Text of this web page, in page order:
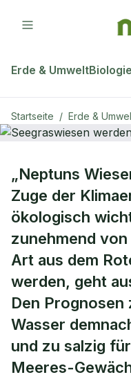
Erde & UmweltBiologie
Startseite / Erde &
„Kurzrasen“
„Neptuns
Zuge der
ökologisch
zunehmend
Art aus dem
werden, geht
Den Prognosen
Wasser
und zu salzig
Meeres-